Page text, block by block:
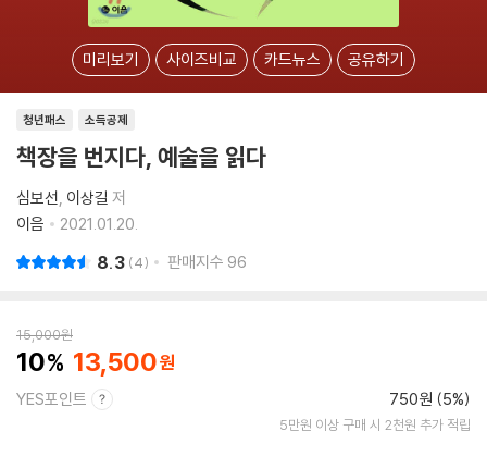
미리보기 사이즈비교 카드뉴스 공유하기
소득공제
청년패스
책장을 번지다, 예술을 읽다
심보선 이상길 저
이음
2021.01.20.
8.3 4 판매지수 96
15,000원
10 13,500
YES포인트 750원 (5%)
5만원 이상 구매 시 2천원 추가 적립